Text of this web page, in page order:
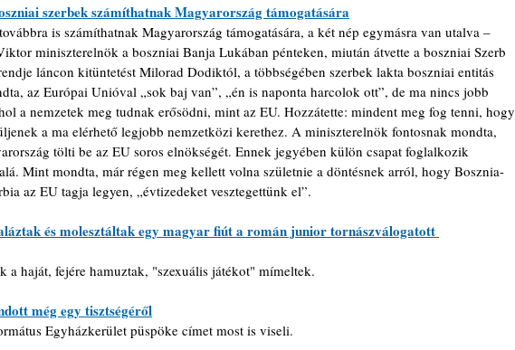
szerbek számíthatnak Magyarország támogatására
is számíthatnak Magyarország támogatására, a két nép egymásra van utalva –
miniszterelnök a boszniai Banja Lukában pénteken, miután átvette a boszniai Szerb
láncon kitüntetést Milorad Dodiktól, a többségében szerbek lakta boszniai entitás
az Európai Unióval „sok baj van”, „én is naponta harcolok ott”, de ma nincs jobb
a nemzetek meg tudnak erősödni, mint az EU. Hozzátette: mindent meg fog tenni, hogy
a ma elérhető legjobb nemzetközi kerethez. A miniszterelnök fontosnak mondta,
tölti be az EU soros elnökségét. Ennek jegyében külön csapat foglalkozik
Mint mondta, már régen meg kellett volna születnie a döntésnek arról, hogy Bosznia-
az EU tagja legyen, „évtizedeket vesztegettünk el”.
és molesztáltak egy magyar fiút a román junior tornászválogatott
a haját, fejére hamuztak, "szexuális játékot" mímeltek.
még egy tisztségéről
Egyházkerület püspöke címet most is viseli.